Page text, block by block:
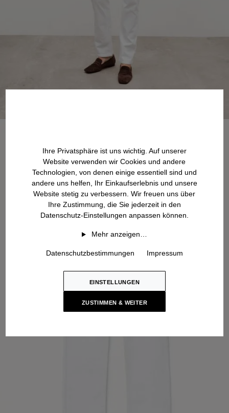
Ihre Privatsphäre ist uns wichtig. Auf unserer
Website verwenden wir Cookies und andere
Technologien, von denen einige essentiell sind und
andere uns helfen, Ihr Einkaufserlebnis und unsere
Website stetig zu verbessern. Wir freuen uns über
Ihre Zustimmung, die Sie jederzeit in den
Datenschutz-Einstellungen anpassen können.
Mehr anzeigen…
Datenschutzbestimmungen Impressum
EINSTELLUNGEN
ZUSTIMMEN & WEITER